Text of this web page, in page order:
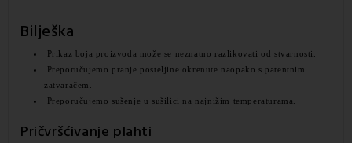
Bilješka
Prikaz boja proizvoda može se neznatno razlikovati od stvarnosti.
Preporučujemo pranje posteljine okrenute naopako s patentnim
zatvaračem.
Preporučujemo sušenje u sušilici na najnižim temperaturama.
Pričvršćivanje plahti